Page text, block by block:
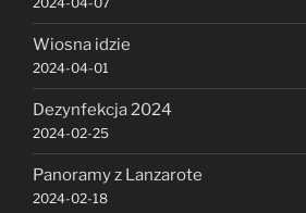
Wiosna idzie
2024-04-01
Dezynfekcja 2024
2024-02-25
Panoramy z Lanzarote
2024-02-18